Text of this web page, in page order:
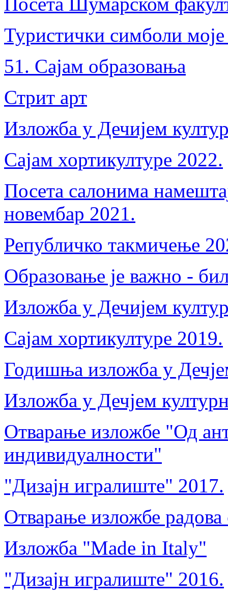
Туристички симболи
51. Сајам образовања
Стрит арт
Изложба у Дечијем
Сајам хортикултуре 2022.
Посета салонима
новембар 2021.
Републичко такмичење
Образовање је важно -
Изложба у Дечијем
Сајам хортикултуре 2019.
Годишња изложба у
Изложба у Дечјем
Отварање изложбе "Од
индивидуалности"
"Дизајн игралиште" 2017.
Отварање изложбе
Изложба "Made in Italy"
"Дизајн игралиште" 2016.